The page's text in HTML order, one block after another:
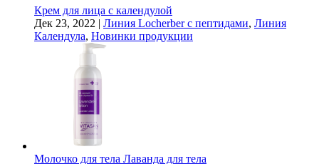
Крем для лица с календулой
Дек 23, 2022 | Линия Locherber с пептидами, Линия
Календула, Новинки продукции
Молочко для тела Лаванда для тела